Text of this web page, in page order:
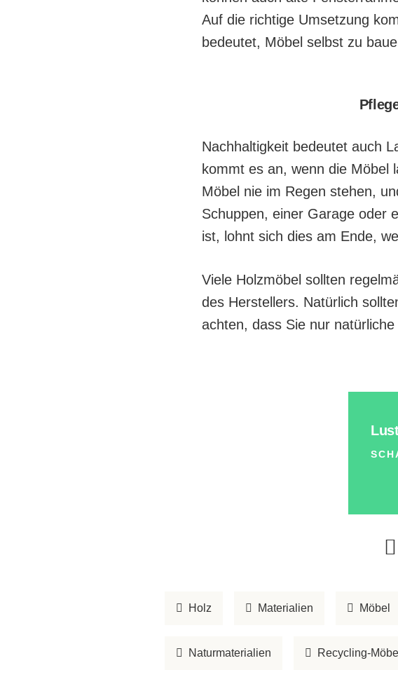
Auf die richtige Umsetzung
bedeutet, Möbel selbst zu
Nachhaltigkeit bedeutet auch
kommt es an, wenn die Möbel
Möbel nie im Regen stehen,
Schuppen, einer Garage oder
ist, lohnt sich dies am Ende,
Viele Holzmöbel sollten
des Herstellers. Natürlich
achten, dass Sie nur
Holz Materialien Möbel
Naturmaterialien Recycling-Möbel